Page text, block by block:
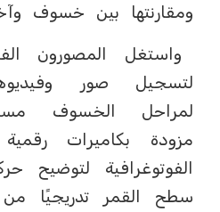
ومقارنتها بين خسوف
واستغل المصورون
لتسجيل صور
لمراحل الخسوف
مزودة بكاميرات
الفوتوغرافية لتوضيح
سطح القمر تدريجيًا